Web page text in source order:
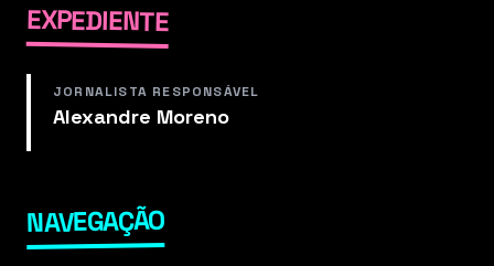
EXPEDIENTE
JORNALISTA RESPONSÁVEL
Alexandre Moreno
NAVEGAÇÃO